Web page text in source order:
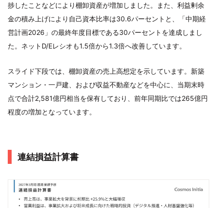
捗したことなどにより棚卸資産が増加しました。また、利益剰余
金の積み上げにより自己資本比率は30.6パーセントと、「中期経
営計画2026」の最終年度目標である30パーセントを達成しまし
た。ネットD/Eレシオも1.5倍から1.3倍へ改善しています。
スライド下段では、棚卸資産の売上高想定を示しています。新築
マンション・一戸建、および収益不動産などを中心に、当期末時
点で合計2,581億円相当を保有しており、前年同期比では265億円
程度の増加となっています。
連結損益計算書